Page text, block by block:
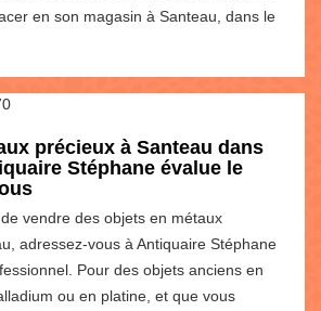
en son magasin à Santeau, dans le
précieux à Santeau dans
Stéphane évalue le
vendre des objets en métaux
adressez-vous à Antiquaire Stéphane
Pour des objets anciens en
ou en platine, et que vous